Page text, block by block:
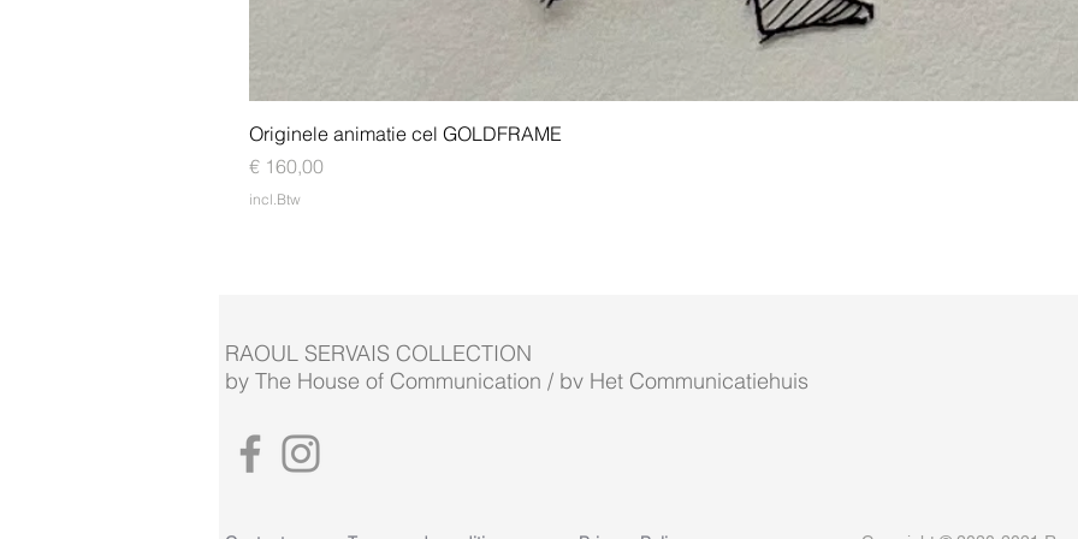
Originele animatie cel GOLDFRAME
Prijs
€ 160,00
incl.Btw
RAOUL SERVAIS COLLECTION
by The House of Communication / bv Het Communicatiehuis